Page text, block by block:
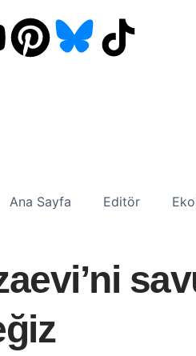
Ana Sayfa Editör